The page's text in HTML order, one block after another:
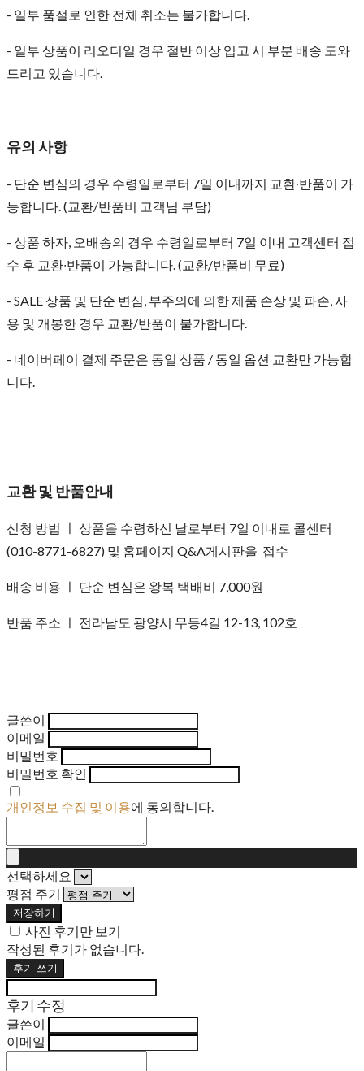
- 일부 품절로 인한 전체 취소는 불가합니다.
- 일부 상품이 리오더일 경우 절반 이상 입고 시 부분 배송 도와
드리고 있습니다.
유의 사항
- 단순 변심의 경우 수령일로부터 7일 이내까지 교환∙반품이 가
능합니다. (교환/반품비 고객님 부담)
- 상품 하자, 오배송의 경우 수령일로부터 7일 이내 고객센터 접
수 후 교환∙반품이 가능합니다. (교환/반품비 무료)
- SALE 상품 및 단순 변심, 부주의에 의한 제품 손상 및 파손, 사
용 및 개봉한 경우 교환/반품이 불가합니다.
- 네이버페이 결제 주문은 동일 상품 / 동일 옵션 교환만 가능합
니다.
교환 및 반품안내
신청 방법 ㅣ 상품을 수령하신 날로부터 7일 이내로 콜센터
(010-8771-6827) 및 홈페이지 Q&A게시판을 접수
배송 비용 ㅣ 단순 변심은 왕복 택배비 7,000원
반품 주소 ㅣ 전라남도 광양시 무등4길 12-13, 102호
글쓴이
이메일
비밀번호
비밀번호 확인
개인정보 수집 및 이용에 동의합니다.
선택하세요
평점 주기
저장하기
사진 후기만 보기
작성된 후기가 없습니다.
후기 쓰기
후기 수정
글쓴이
이메일